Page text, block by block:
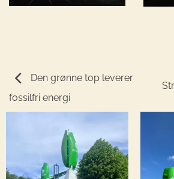
Den grønne top leverer
fossilfri energi